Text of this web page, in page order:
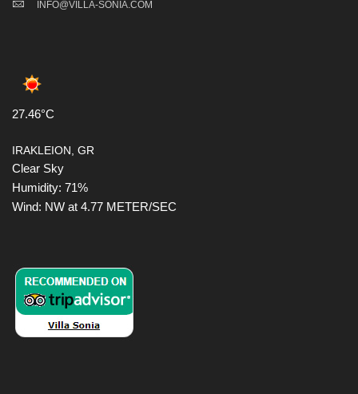
INFO@VILLA-SONIA.COM
27.46°C
IRAKLEION, GR
Clear Sky
Humidity: 71%
Wind: NW at 4.77 METER/SEC